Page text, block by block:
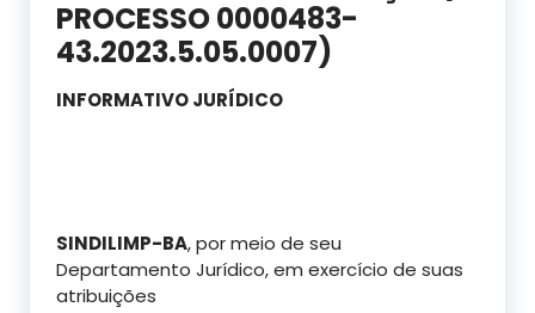
PROCESSO 0000483-
43.2023.5.05.0007)
INFORMATIVO JURÍDICO
SINDILIMP-BA, por meio de seu
Departamento Jurídico, em exercício de suas
atribuições